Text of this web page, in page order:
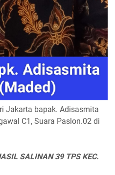
Jakarta bapak. Adisasmita
C1, Suara Paslon.02 di
SALINAN 39 TPS KEC.